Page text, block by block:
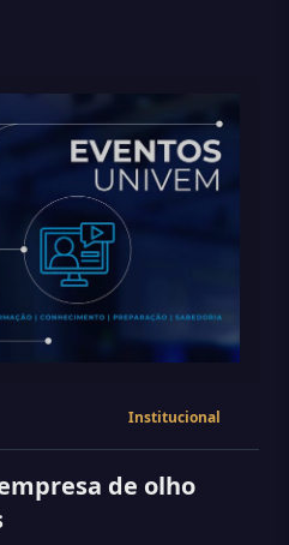
Institucional
de olho